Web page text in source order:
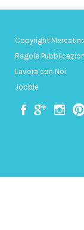
Copyright
Regole
Lavora con Noi
Jooble